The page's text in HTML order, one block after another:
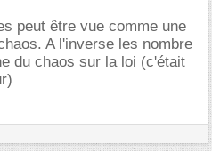
peut être vue comme une
A l'inverse les nombre
du chaos sur la loi (c'était